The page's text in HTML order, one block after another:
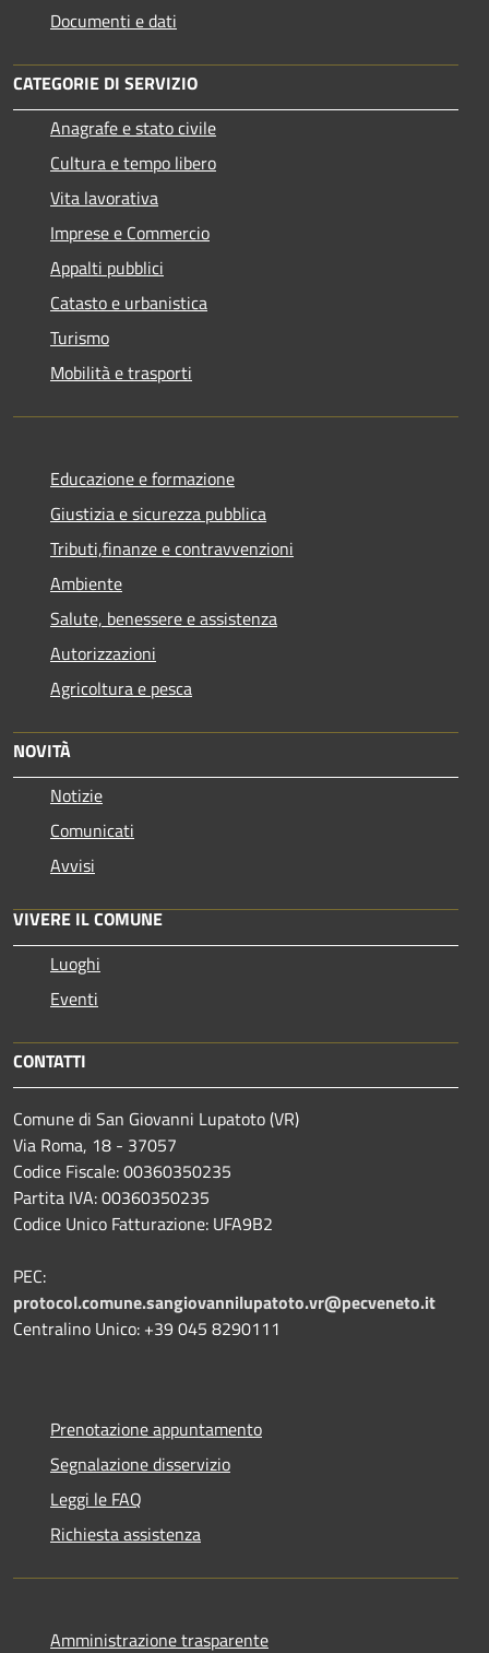
Documenti e dati
CATEGORIE DI SERVIZIO
Anagrafe e stato civile
Cultura e tempo libero
Vita lavorativa
Imprese e Commercio
Appalti pubblici
Catasto e urbanistica
Turismo
Mobilità e trasporti
Educazione e formazione
Giustizia e sicurezza pubblica
Tributi,finanze e contravvenzioni
Ambiente
Salute, benessere e assistenza
Autorizzazioni
Agricoltura e pesca
NOVITÀ
Notizie
Comunicati
Avvisi
VIVERE IL COMUNE
Luoghi
Eventi
CONTATTI
Comune di San Giovanni Lupatoto (VR)
Via Roma, 18 - 37057
Codice Fiscale: 00360350235
Partita IVA: 00360350235
Codice Unico Fatturazione: UFA9B2
PEC:
protocol.comune.sangiovannilupatoto.vr@pecveneto.it
Centralino Unico: +39 045 8290111
Prenotazione appuntamento
Segnalazione disservizio
Leggi le FAQ
Richiesta assistenza
Amministrazione trasparente